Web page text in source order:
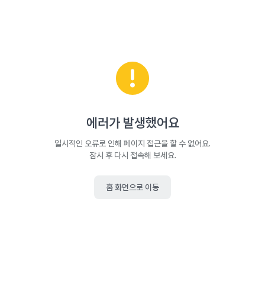
에러가 발생했어요
일시적인 오류로 인해 페이지 접근을 할 수 없어요.
잠시 후 다시 접속해 보세요.
홈 화면으로 이동